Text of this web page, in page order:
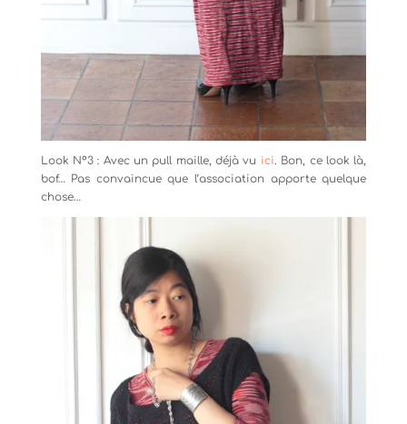
Look N°3 : Avec un pull maille, déjà vu ici. Bon, ce look là,
bof… Pas convaincue que l’association apporte quelque
chose…